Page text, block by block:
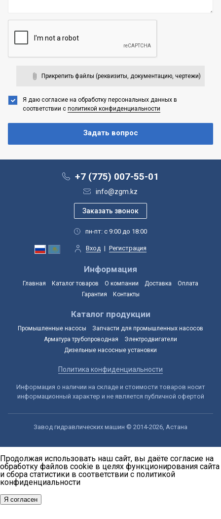
Прикрепить файлы (реквизиты, документацию, чертежи)
Я даю согласие на обработку персональных данных в
соответствии с политикой конфиденциальности
+7 (775) 007-55-01
info@zgm.kz
пн-пт: с 9:00 до 18:00
Вход | Регистрация
Информация
Главная Каталог товаров О компании Доставка
Оплата
Гарантия
Контакты
Каталог продукции
Промышленные насосы
Запчасти для промышленных насосов
Арматура трубопроводная
Электродвигатели
Дизельные насосные установки
Политика конфиденциальности
Информация о наличии на складе и стоимости товаров носит
информационный характер и не является публичной офертой
Завод гидравлических машин © 2014-2026, Астана
Продолжая использовать наш сайт, вы даёте согласие на
обработку файлов cookie в целях функционирования сайта
и сбора статистики в соответствии с политикой
конфиденциальности
Я согласен